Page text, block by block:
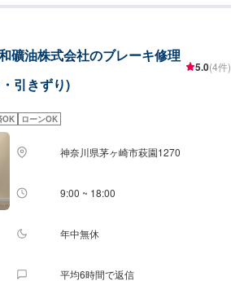
¥17,270~ブレーキ調整：¥6,050~
礦油株式会社のブレーキ修理
引きずり)
5.0(4件)
OK ローンOK
神奈川県茅ヶ崎市萩園1270
9:00 ~ 18:00
年中無休
平均6時間で返信